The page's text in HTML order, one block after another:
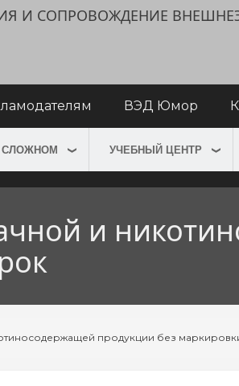
И СОПРОВОЖДЕНИЕ
ВЭД Юмор
СЛОЖНОМ УЧЕБНЫЙ ЦЕНТР
и
продукции без